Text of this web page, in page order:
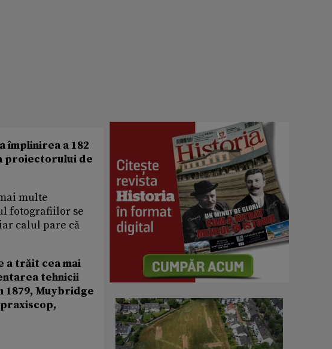
împlinirea a 182
proiectorului de
multe
fotografiilor se
calul pare că
a trăit cea mai
tehnicii
Muybridge